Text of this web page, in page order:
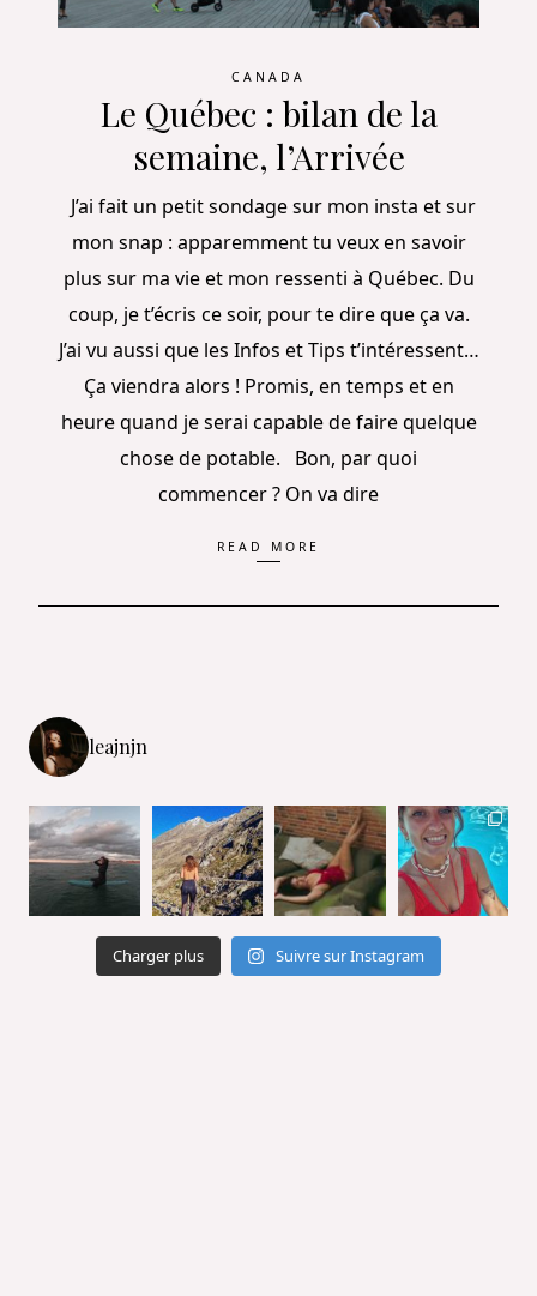
CANADA
Le Québec : bilan de la
semaine, l’Arrivée
J’ai fait un petit sondage sur mon insta et sur
mon snap : apparemment tu veux en savoir
plus sur ma vie et mon ressenti à Québec. Du
coup, je t’écris ce soir, pour te dire que ça va.
J’ai vu aussi que les Infos et Tips t’intéressent…
Ça viendra alors ! Promis, en temps et en
heure quand je serai capable de faire quelque
chose de potable. Bon, par quoi
commencer ? On va dire
READ MORE
leajnjn
Charger plus Suivre sur Instagram